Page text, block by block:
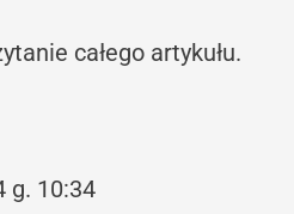
całego artykułu.
g. 10:34